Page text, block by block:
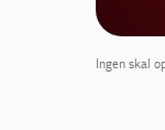
Ingen skal